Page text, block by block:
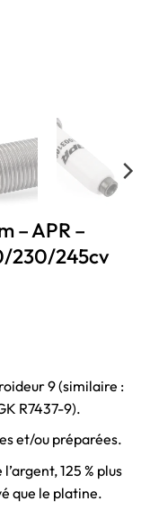
– APR –
230/245cv
9 (similaire :
R7437-9).
et/ou préparées.
125 % plus
que le platine.